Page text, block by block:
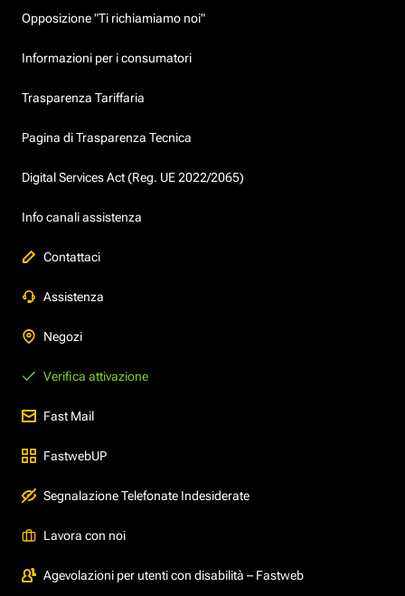
Opposizione "Ti richiamiamo noi"
Informazioni per i consumatori
Trasparenza Tariffaria
Pagina di Trasparenza Tecnica
Digital Services Act (Reg. UE 2022/2065)
Info canali assistenza
Contattaci
Assistenza
Negozi
Verifica attivazione
Fast Mail
FastwebUP
Segnalazione Telefonate Indesiderate
Lavora con noi
Agevolazioni per utenti con disabilità – Fastweb